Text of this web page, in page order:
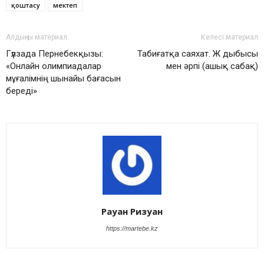
қоштасу мектеп
Алдыңғы материал
Гүлзада Пернебекқызы:
«Онлайн олимпиадалар
мұғалімнің шынайы бағасын
береді»
Келесі материал
Табиғатқа саяхат. Ж дыбысы
мен әрпі (ашық сабақ)
Рауан Ризуан
https://martebe.kz